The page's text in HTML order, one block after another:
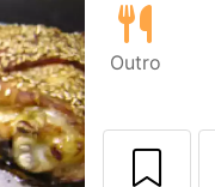
Outro